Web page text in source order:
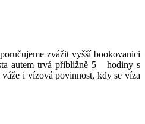
zvážit vyšší bookovanici
autem trvá přibližně 5 hodiny s
i vízová povinnost, kdy se víza